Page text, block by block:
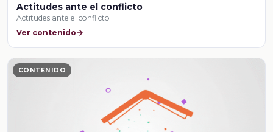
Actitudes ante el conflicto
Actitudes ante el conflicto
Ver contenido
CONTENIDO